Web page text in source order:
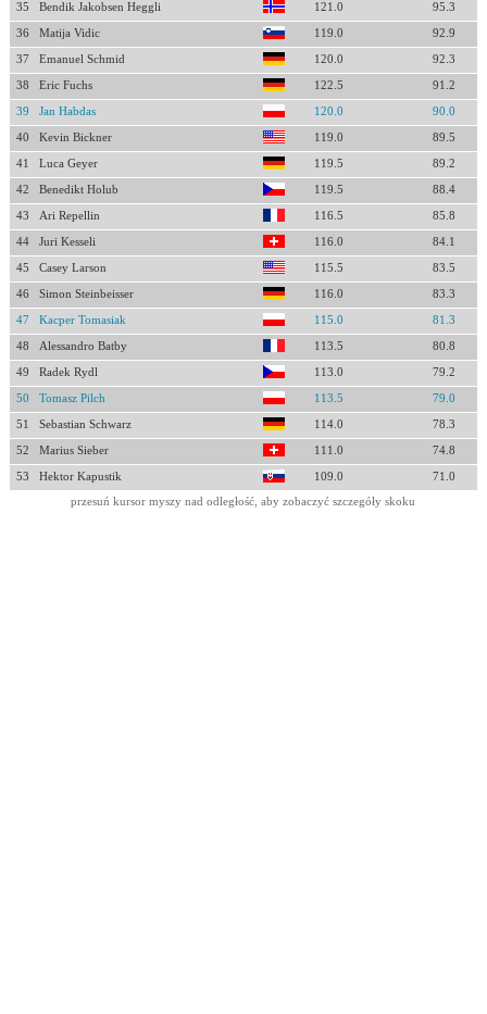
35 Bendik Jakobsen Heggli 121.0 95.3
36 Matija Vidic 119.0 92.9
37 Emanuel Schmid 120.0 92.3
38 Eric Fuchs 122.5 91.2
39 Jan Habdas 120.0 90.0
40 Kevin Bickner 119.0 89.5
41 Luca Geyer 119.5 89.2
42 Benedikt Holub 119.5 88.4
43 Ari Repellin 116.5 85.8
44 Juri Kesseli 116.0 84.1
45 Casey Larson 115.5 83.5
46 Simon Steinbeisser 116.0 83.3
47 Kacper Tomasiak 115.0 81.3
48 Alessandro Batby 113.5 80.8
49 Radek Rydl 113.0 79.2
50 Tomasz Pilch 113.5 79.0
51 Sebastian Schwarz 114.0 78.3
52 Marius Sieber 111.0 74.8
53 Hektor Kapustik 109.0 71.0
przesuń kursor myszy nad odległość, aby zobaczyć szczegóły skoku